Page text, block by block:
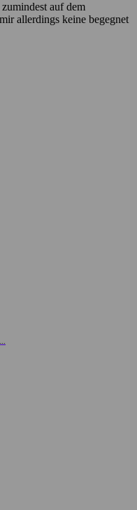
auf dem
allerdings keine begegnet